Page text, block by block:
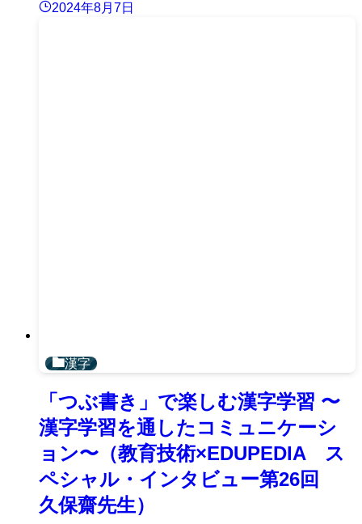
2024年8月7日
漢字
「つぶ書き」で楽しむ漢字学習 〜
漢字学習を通したコミュニケーシ
ョン〜（教育技術×EDUPEDIA ス
ペシャル・インタビュー第26回
久保齋先生）